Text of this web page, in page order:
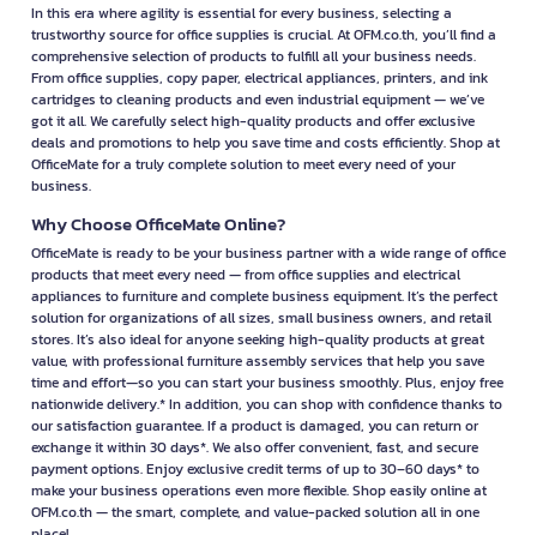
In this era where agility is essential for every business, selecting a
trustworthy source for office supplies is crucial. At OFM.co.th, you’ll find a
comprehensive selection of products to fulfill all your business needs.
From office supplies, copy paper, electrical appliances, printers, and ink
cartridges to cleaning products and even industrial equipment — we’ve
got it all. We carefully select high-quality products and offer exclusive
deals and promotions to help you save time and costs efficiently. Shop at
OfficeMate for a truly complete solution to meet every need of your
business.
Why Choose OfficeMate Online?
OfficeMate is ready to be your business partner with a wide range of office
products that meet every need — from office supplies and electrical
appliances to furniture and complete business equipment. It’s the perfect
solution for organizations of all sizes, small business owners, and retail
stores. It’s also ideal for anyone seeking high-quality products at great
value, with professional furniture assembly services that help you save
time and effort—so you can start your business smoothly. Plus, enjoy free
nationwide delivery.* In addition, you can shop with confidence thanks to
our satisfaction guarantee. If a product is damaged, you can return or
exchange it within 30 days*. We also offer convenient, fast, and secure
payment options. Enjoy exclusive credit terms of up to 30–60 days* to
make your business operations even more flexible. Shop easily online at
OFM.co.th — the smart, complete, and value-packed solution all in one